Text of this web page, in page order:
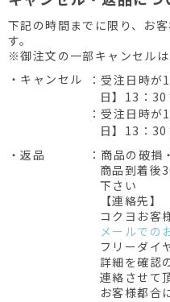
下記の時間までに限り、お
す。
※御注文の一部キャンセル
・キャンセル
：受注日時
日】13：
：受注日時
日】13：
・返品
：商品の破損
商品到着後
下さい
【連絡先】
コクヨお客
メールでの
フリーダ
詳細を確認
連絡させて
お客様都合